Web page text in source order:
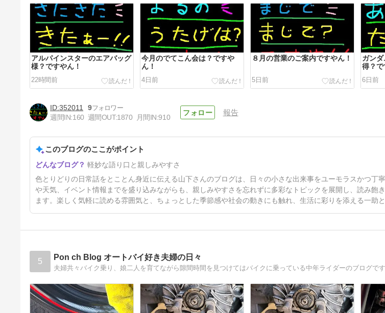
アルパインスターのエアバッグ
様？ですやん！
22時間前
今月のでてこん会は？ですや
ん！
4日前
８月の営業のご案内ですやん！
5日前
ガン
得？で
6日前
修理のご依頼は夏休み明けに？
ですやん！
7日前
352011
9
週間IN:160 週間OUT:1870 月間IN:910
報告
このブログのここがポイント
軽妙な語り口と親しみやすさ
色とりどりの日常話をとことん身近に伝える山下さんのブログは、日々の小さな出来事をユーモラスかつ丁
や天気、イベント情報までを盛り込みながらも、親しみやすさを忘れずに多彩なトピックを展開し、読み飽
ます。楽しく気軽に読める雰囲気と、ちょっとした季節感や社会の動きにも触れ、生活に彩りを添える一助と
5 Pon ch Blog オートバイ好き夫婦の日々
夫婦共々バイク乗り、娘二人を育てながら隙間時間を見つけてはバイクに乗っている中年ライダーのブログです